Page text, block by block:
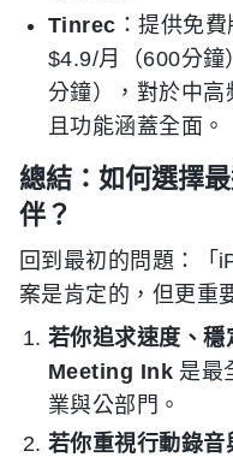
Tinrec ：提供免
$4.9/月（600分
分鐘），對於中高
且功能涵蓋全面。
總結：如何選擇
伴？
回到最初的問題：「
案是肯定的，但更重
若你追求速度、穩
Meeting Ink是最
業與公部門。
若你重視行動錄音